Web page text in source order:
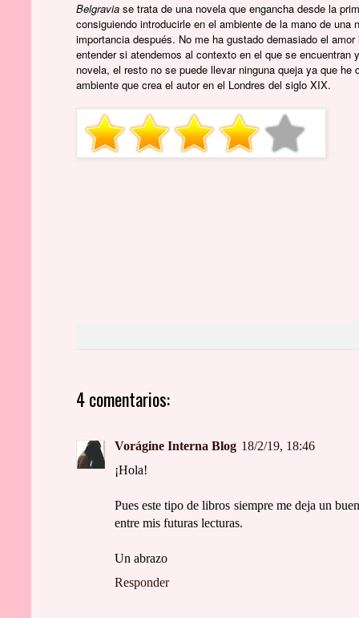
Belgravia se trata de una novela que engancha desde la
consiguiendo introducirle en el ambiente de la mano de
importancia después. No me ha gustado demasiado el
entender si atendemos al contexto en el que se
novela, el resto no se puede llevar ninguna queja ya que
ambiente que crea el autor en el Londres del siglo XIX.
4 comentarios:
Vorágine Interna Blog 18/2/19, 18:46
¡Hola!
Pues este tipo de libros siempre me deja un
entre mis futuras lecturas.
Un abrazo
Responder